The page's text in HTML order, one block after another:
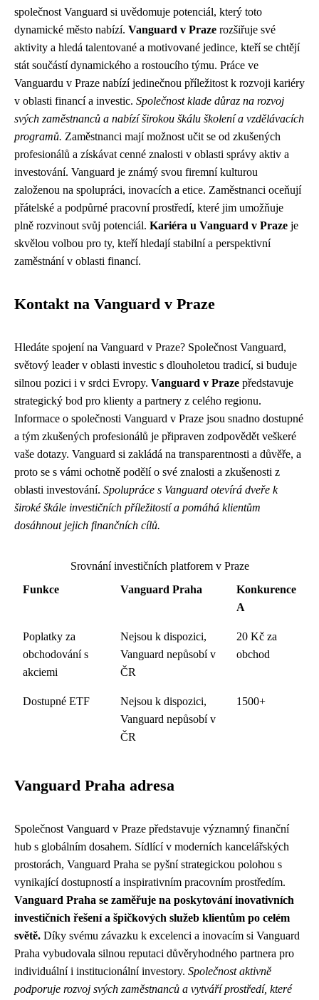
společnost Vanguard si uvědomuje potenciál, který toto
dynamické město nabízí. Vanguard v Praze rozšiřuje své
aktivity a hledá talentované a motivované jedince, kteří se chtějí
stát součástí dynamického a rostoucího týmu. Práce ve
Vanguardu v Praze nabízí jedinečnou příležitost k rozvoji kariéry
v oblasti financí a investic. Společnost klade důraz na rozvoj
svých zaměstnanců a nabízí širokou škálu školení a vzdělávacích
programů. Zaměstnanci mají možnost učit se od zkušených
profesionálů a získávat cenné znalosti v oblasti správy aktiv a
investování. Vanguard je známý svou firemní kulturou
založenou na spolupráci, inovacích a etice. Zaměstnanci oceňují
přátelské a podpůrné pracovní prostředí, které jim umožňuje
plně rozvinout svůj potenciál. Kariéra u Vanguard v Praze je
skvělou volbou pro ty, kteří hledají stabilní a perspektivní
zaměstnání v oblasti financí.
Kontakt na Vanguard v Praze
Hledáte spojení na Vanguard v Praze? Společnost Vanguard,
světový leader v oblasti investic s dlouholetou tradicí, si buduje
silnou pozici i v srdci Evropy. Vanguard v Praze představuje
strategický bod pro klienty a partnery z celého regionu.
Informace o společnosti Vanguard v Praze jsou snadno dostupné
a tým zkušených profesionálů je připraven zodpovědět veškeré
vaše dotazy. Vanguard si zakládá na transparentnosti a důvěře, a
proto se s vámi ochotně podělí o své znalosti a zkušenosti z
oblasti investování. Spolupráce s Vanguard otevírá dveře k
široké škále investičních příležitostí a pomáhá klientům
dosáhnout jejich finančních cílů.
Srovnání investičních platforem v Praze
Funkce
Vanguard Praha
Konkurence
A
Poplatky za
obchodování s
akciemi
Nejsou k dispozici,
Vanguard nepůsobí v
ČR
20 Kč za
obchod
Dostupné ETF
Nejsou k dispozici,
Vanguard nepůsobí v
ČR
1500+
Vanguard Praha adresa
Společnost Vanguard v Praze představuje významný finanční
hub s globálním dosahem. Sídlící v moderních kancelářských
prostorách, Vanguard Praha se pyšní strategickou polohou s
vynikající dostupností a inspirativním pracovním prostředím.
Vanguard Praha se zaměřuje na poskytování inovativních
investičních řešení a špičkových služeb klientům po celém
světě. Díky svému závazku k excelenci a inovacím si Vanguard
Praha vybudovala silnou reputaci důvěryhodného partnera pro
individuální i institucionální investory. Společnost aktivně
podporuje rozvoj svých zaměstnanců a vytváří prostředí, které